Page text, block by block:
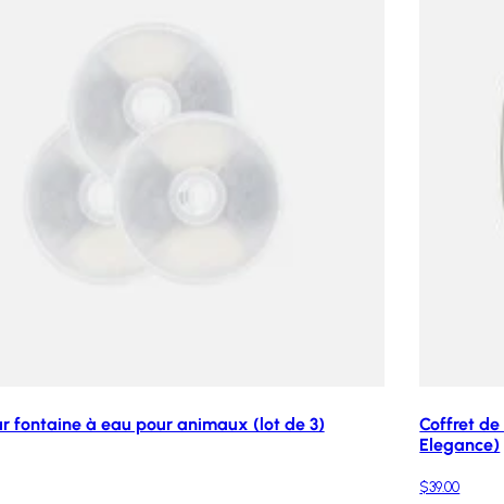
fontaine à eau pour animaux (lot de 3)
Coffret de
Elegance)
$39.00